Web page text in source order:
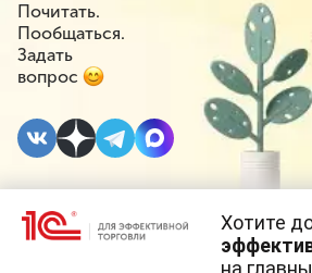
Почитать.
Пообщаться.
Задать
вопрос
16 АВГУСТА
#⁣Судебная практика
Хотите
на